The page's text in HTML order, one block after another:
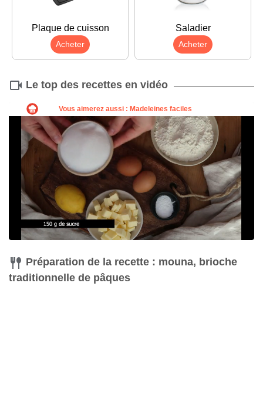
Plaque de cuisson
Acheter
Saladier
Acheter
Le top des recettes en vidéo
Préparation de la recette : mouna, brioche
traditionnelle de pâques